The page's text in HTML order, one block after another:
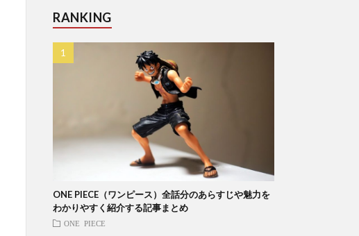
RANKING
ONE PIECE（ワンピース）全話分のあらすじや魅力を
わかりやすく紹介する記事まとめ
ONE PIECE